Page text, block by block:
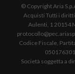
© Copyright Aria
Acquisti Tutti i
Aulenti, 1
Codice Fiscale,
Società soggetta a